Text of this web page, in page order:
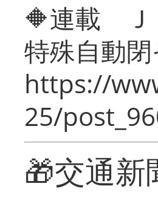
🔶連載 Ｊ
特殊自動
https://
25/
🎁交通